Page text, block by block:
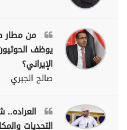
من مطار
يوظف
الإيراني؟
صالح الجبري
التحديات